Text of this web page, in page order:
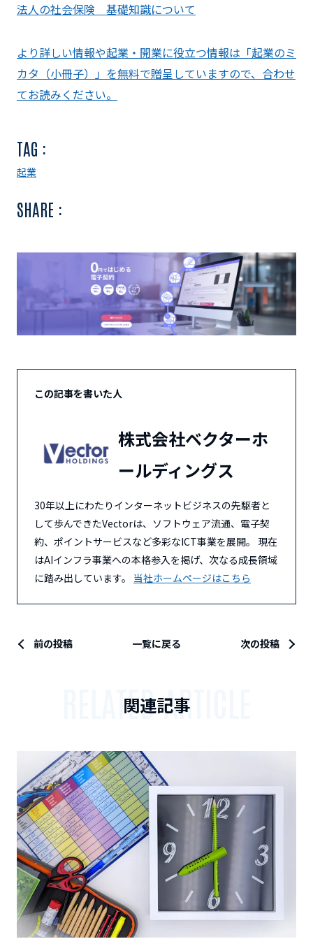
法人の社会保険 基礎知識について
より詳しい情報や起業・開業に役立つ情報は「起業のミ
カタ（小冊子）」を無料で贈呈していますので、合わせ
てお読みください。
TAG :
起業
SHARE :
この記事を書いた人
株式会社ベクターホ
ールディングス
30年以上にわたりインターネットビジネスの先駆者と
して歩んできたVectorは、ソフトウェア流通、電子契
約、ポイントサービスなど多彩なICT事業を展開。 現在
はAIインフラ事業への本格参入を掲げ、次なる成長領域
に踏み出しています。 当社ホームページはこちら
前の投稿 一覧に戻る 次の投稿
関連記事
RELATED ARTICLE